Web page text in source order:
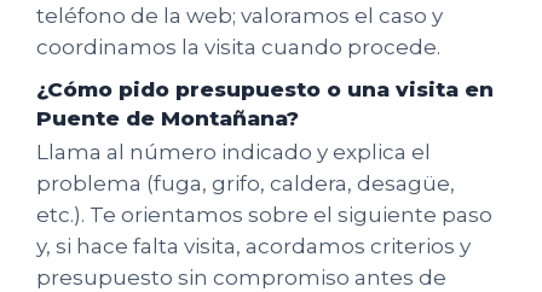
teléfono de la web; valoramos el caso y
coordinamos la visita cuando procede.
¿Cómo pido presupuesto o una visita en
Puente de Montañana?
Llama al número indicado y explica el
problema (fuga, grifo, caldera, desagüe,
etc.). Te orientamos sobre el siguiente paso
y, si hace falta visita, acordamos criterios y
presupuesto sin compromiso antes de